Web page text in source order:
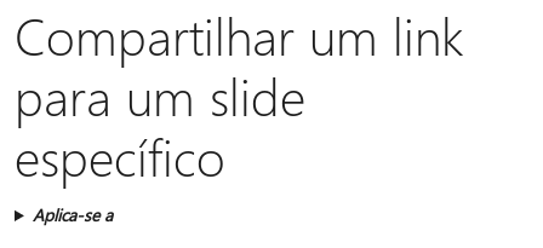
Compartilhar um link
para um slide
específico
Aplica-se a